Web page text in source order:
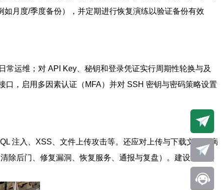
月度/季度备份），并定期进行恢复演练以验证备份有效
运维；对 API Key、秘钥和登录凭证实行周期性轮换与及
，启用多因素认证（MFA）并对 SSH 密钥与密码策略设置
注入、XSS、文件上传攻击等。还应对上传与下载文件做病
除后门、修复漏洞、恢复服务、通报与复盘）。建设应急演